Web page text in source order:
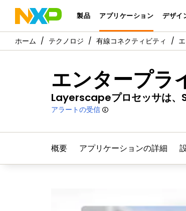
製品 アプリケーション デザイ
テクノロジ 有線コネクティビティ
エンタープラ
Layerscapeプロセッサは、
アラートの受信
概要 アプリケーションの詳細